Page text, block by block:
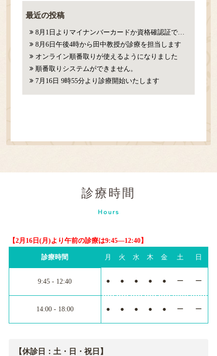
最近の投稿
8月1日よりマイナンバーカードか資格確認証での確認が必要になります。
8月6日午後4時から田中教授が診療を担当します
オンライン順番取りが使えるようになりました
順番取りシステムができません。
7月16日 9時55分より診療開始いたします
診療時間
Hours
【2月16日(月)より午前の診療は9:45―12:40】
診療時間 月 火 水 木 金 土 日
9:45 - 12:40 ● ● ● ● ● ー ー
14:00 - 18:00 ● ● ● ● ● ー ー
【休診日：土・日・祝日】